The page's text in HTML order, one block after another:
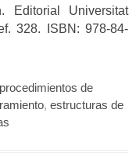
Editorial Universitat
328. ISBN: 978-84-
procedimientos de
, estructuras de